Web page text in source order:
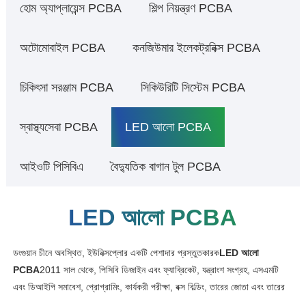
হোম অ্যাপ্লায়েন্স PCBA শিল্প নিয়ন্ত্রণ PCBA
অটোমোবাইল PCBA কনজিউমার ইলেকট্রনিক্স PCBA
চিকিৎসা সরঞ্জাম PCBA সিকিউরিটি সিস্টেম PCBA
স্বাস্থ্যসেবা PCBA LED আলো PCBA
আইওটি পিসিবিএ বৈদ্যুতিক বাগান টুল PCBA
LED আলো PCBA
ডংগুয়ান চীনে অবস্থিত, ইউনিক্সপ্লোর একটি পেশাদার প্রস্তুতকারকLED আলো
PCBA2011 সাল থেকে, পিসিবি ডিজাইন এবং ফ্যাব্রিকেট, যন্ত্রাংশ সংগ্রহ, এসএমটি
এবং ডিআইপি সমাবেশ, প্রোগ্রামিং, কার্যকরী পরীক্ষা, বক্স বিল্ডিং, তারের জোতা এবং তারের